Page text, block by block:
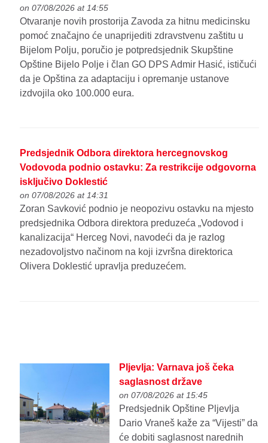
on 07/08/2026 at 14:55
Otvaranje novih prostorija Zavoda za hitnu medicinsku
pomoć značajno će unaprijediti zdravstvenu zaštitu u
Bijelom Polju, poručio je potpredsjednik Skupštine
Opštine Bijelo Polje i član GO DPS Admir Hasić, ističući
da je Opština za adaptaciju i opremanje ustanove
izdvojila oko 100.000 eura.
Predsjednik Odbora direktora hercegnovskog
Vodovoda podnio ostavku: Za restrikcije odgovorna
isključivo Doklestić
on 07/08/2026 at 14:31
Zoran Savković podnio je neopozivu ostavku na mjesto
predsjednika Odbora direktora preduzeća „Vodovod i
kanalizacija“ Herceg Novi, navodeći da je razlog
nezadovoljstvo načinom na koji izvršna direktorica
Olivera Doklestić upravlja preduzećem.
Pljevlja: Varnava još čeka
saglasnost države
on 07/08/2026 at 15:45
Predsjednik Opštine Pljevlja
Dario Vraneš kaže za “Vijesti” da
će dobiti saglasnost narednih